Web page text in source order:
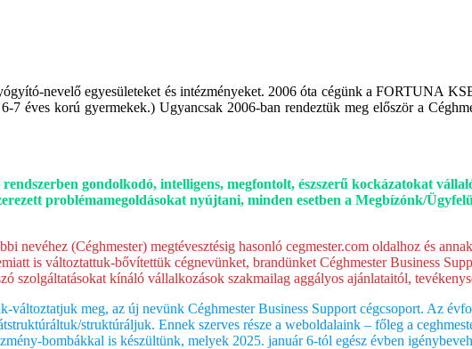
nevelő egyesületeket és intézményeket. 2006 óta cégünk a FORTUNA
7 éves korú gyermekek.) Ugyancsak 2006-ban rendeztük meg először a
gondolkodó, intelligens, megfontolt, észszerű kockázatokat
problémamegoldásokat nyújtani, minden esetben a Megbízónk/
(Céghmester) megtévesztésig hasonló cegmester.com oldalhoz és
is változtattuk-bővítettük cégnevünket, brandünket Céghmester Business
szolgáltatásokat kínáló vállalkozások szakmailag aggályos ajánlataitól,
meg, az új nevünk Céghmester Business Support cégcsoport. Az
struktúráljuk. Ennek szerves része a weboldalaink – főleg a
bombákkal is készültünk, melyek 2025. január 6-tól egész évben